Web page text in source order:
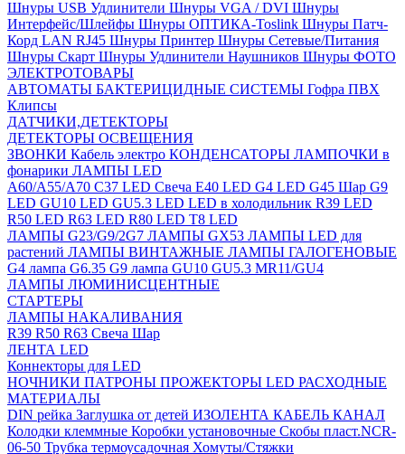
Шнуры USB Удлинители Шнуры VGA / DVI Шнуры
Интерфейс/Шлейфы Шнуры ОПТИКА-Toslink Шнуры Патч-
Корд LAN RJ45 Шнуры Принтер Шнуры Сетевые/Питания
Шнуры Скарт Шнуры Удлинители Наушников Шнуры ФОТО
ЭЛЕКТРОТОВАРЫ
АВТОМАТЫ БАКТЕРИЦИДНЫЕ СИСТЕМЫ Гофра ПВХ
Клипсы
ДАТЧИКИ,ДЕТЕКТОРЫ
ДЕТЕКТОРЫ ОСВЕЩЕНИЯ
ЗВОНКИ Кабель электро КОНДЕНСАТОРЫ ЛАМПОЧКИ в
фонарики ЛАМПЫ LED
A60/A55/A70 C37 LED Свеча E40 LED G4 LED G45 Шар G9
LED GU10 LED GU5.3 LED LED в холодильник R39 LED
R50 LED R63 LED R80 LED T8 LED
ЛАМПЫ G23/G9/2G7 ЛАМПЫ GX53 ЛАМПЫ LED для
растений ЛАМПЫ ВИНТАЖНЫЕ ЛАМПЫ ГАЛОГЕНОВЫЕ
G4 лампа G6.35 G9 лампа GU10 GU5.3 MR11/GU4
ЛАМПЫ ЛЮМИНИСЦЕНТНЫЕ
СТАРТЕРЫ
ЛАМПЫ НАКАЛИВАНИЯ
R39 R50 R63 Свеча Шар
ЛЕНТА LED
Коннекторы для LED
НОЧНИКИ ПАТРОНЫ ПРОЖЕКТОРЫ LED РАСХОДНЫЕ
МАТЕРИАЛЫ
DIN рейка Заглушка от детей ИЗОЛЕНТА КАБЕЛЬ КАНАЛ
Колодки клеммные Коробки установочные Скобы пласт.NCR-
06-50 Трубка термоусадочная Хомуты/Стяжки